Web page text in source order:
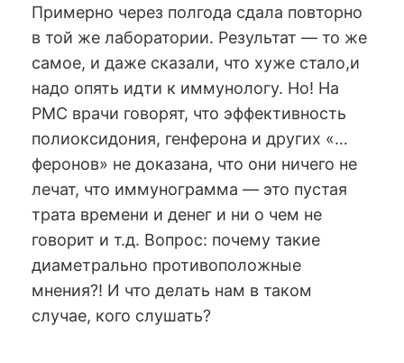
Примерно через полгода сдала повторно
в той же лаборатории. Результат — то же
самое, и даже сказали, что хуже стало,и
надо опять идти к иммунологу. Но! На
РМС врачи говорят, что эффективность
полиоксидония, генферона и других «…
феронов» не доказана, что они ничего не
лечат, что иммунограмма — это пустая
трата времени и денег и ни о чем не
говорит и т.д. Вопрос: почему такие
диаметрально противоположные
мнения?! И что делать нам в таком
случае, кого слушать?